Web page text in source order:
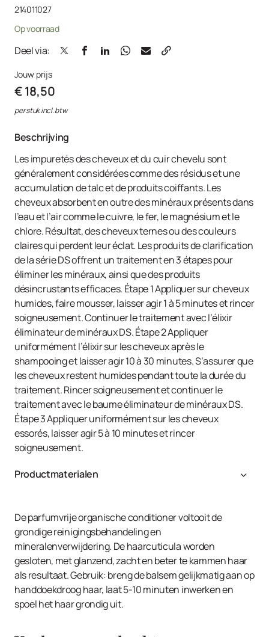
214011027
Op voorraad
Deel via:
Jouw prijs
€ 18,50
per stuk incl. btw
Beschrijving
Les impuretés des cheveux et du cuir chevelu sont
généralement considérées comme des résidus et une
accumulation de talc et de produits coiffants. Les
cheveux absorbent en outre des minéraux présents dans
l’eau et l’air comme le cuivre, le fer, le magnésium et le
chlore. Résultat, des cheveux ternes ou des couleurs
claires qui perdent leur éclat. Les produits de clarification
de la série DS offrent un traitement en 3 étapes pour
éliminer les minéraux, ainsi que des produits
désincrustants efficaces. Étape 1 Appliquer sur cheveux
humides, faire mousser, laisser agir 1 à 5 minutes et rincer
soigneusement. Continuer le traitement avec l’élixir
éliminateur de minéraux DS. Étape 2 Appliquer
uniformément l’élixir sur les cheveux après le
shampooing et laisser agir 10 à 30 minutes. S’assurer que
les cheveux restent humides pendant toute la durée du
traitement. Rincer soigneusement et continuer le
traitement avec le baume éliminateur de minéraux DS.
Étape 3 Appliquer uniformément sur les cheveux
essorés, laisser agir 5 à 10 minutes et rincer
soigneusement.
Productmaterialen
Tetrasodium Etidronate, Tetrasodium EDTA,
Cetrimonium Chloride, Cocamidopropyl Betaine, Guar
Hydroxypropyltrimonium Chloride,
Dimethylpabamidopropyl Laurdimonium Tosylate,
Phenoxyethanol, Ethylhexylglycerin, Sodium Chloride,
Citric Acid.
De parfumvrije organische conditioner voltooit de
grondige reinigingsbehandeling en
mineralenverwijdering. De haarcuticula worden
gesloten, met glanzend, zacht en beter te kammen haar
als resultaat. Gebruik: breng de balsem gelijkmatig aan op
handdoekdroog haar, laat 5-10 minuten inwerken en
spoel het haar grondig uit.